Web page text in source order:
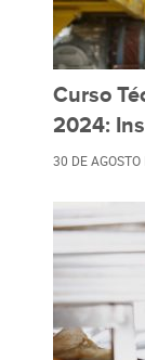
Curso
2024:
30 DE